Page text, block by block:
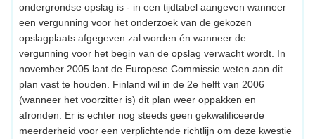
ondergrondse opslag is - in een tijdtabel aangeven wanneer
een vergunning voor het onderzoek van de gekozen
opslagplaats afgegeven zal worden én wanneer de
vergunning voor het begin van de opslag verwacht wordt. In
november 2005 laat de Europese Commissie weten aan dit
plan vast te houden. Finland wil in de 2e helft van 2006
(wanneer het voorzitter is) dit plan weer oppakken en
afronden. Er is echter nog steeds geen gekwalificeerde
meerderheid voor een verplichtende richtlijn om deze kwestie